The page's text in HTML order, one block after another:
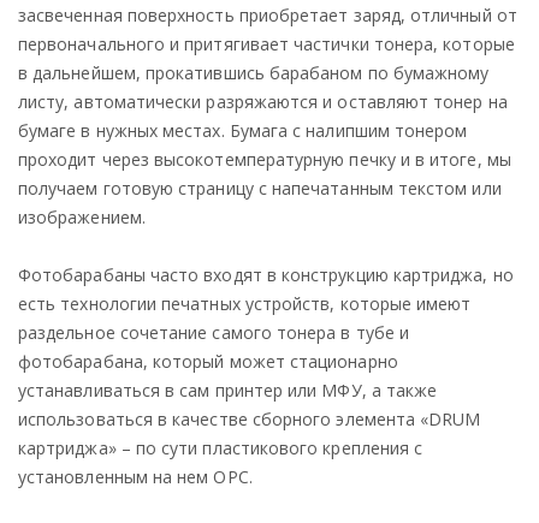
засвеченная поверхность приобретает заряд, отличный от
первоначального и притягивает частички тонера, которые
в дальнейшем, прокатившись барабаном по бумажному
листу, автоматически разряжаются и оставляют тонер на
бумаге в нужных местах. Бумага с налипшим тонером
проходит через высокотемпературную печку и в итоге, мы
получаем готовую страницу с напечатанным текстом или
изображением.
Фотобарабаны часто входят в конструкцию картриджа, но
есть технологии печатных устройств, которые имеют
раздельное сочетание самого тонера в тубе и
фотобарабана, который может стационарно
устанавливаться в сам принтер или МФУ, а также
использоваться в качестве сборного элемента «DRUM
картриджа» – по сути пластикового крепления с
установленным на нем OPC.